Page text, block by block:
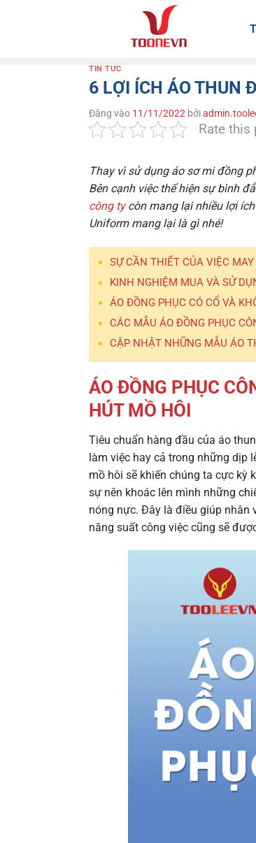
TIN TỨC
6 LỢI ÍCH ÁO THUN
Đăng vào 11/11/2022 bởi
Rate this
Thay vì sử dụng áo sơ mi đồng
Bên cạnh việc thể hiện sự bình
công tycòn mang lại nhiều lợi
Uniformmang lại là gì nhé!
SỰ CẦN THIẾT CỦA VIỆC
KINH NGHIỆM MUA VÀ SỬ
ÁO ĐỒNG PHỤC CÓ CỔ VÀ
CÁC MẪU ÁO ĐỒNG PHỤC
CẬP NHẬT NHỮNG MẪU ÁO
ÁO ĐỒNG PHỤC
HÚT MỒ HÔI
Tiêu chuẩn hàng đầu của áo
làm việc hay cả trong những dịp
mồ hôi sẽ khiến chúng ta cực kỳ
sự nên khoác lên mình những
nóng nực. Đây là điều giúp nhân
năng suất công việc cũng sẽ